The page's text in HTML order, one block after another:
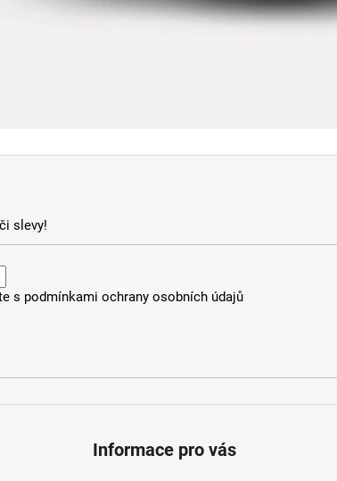
slevy!
s podmínkami ochrany osobních údajů
Informace pro vás